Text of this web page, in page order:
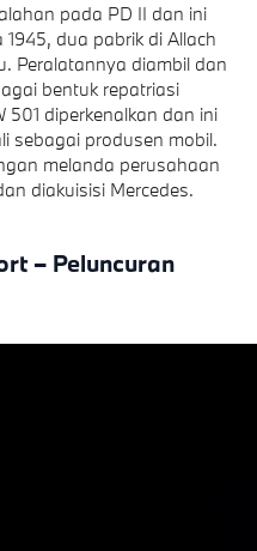
pada PD II dan ini
dua pabrik di Allach
Peralatannya diambil dan
bentuk repatriasi
501 diperkenalkan dan ini
sebagai produsen mobil.
melanda perusahaan
diakuisisi Mercedes.
– Peluncuran